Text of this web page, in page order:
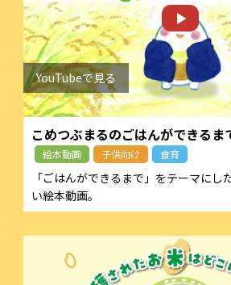
こめつぶまるのごはんができるま
絵本動画 子供向け 食育
「ごはんができるまで」をテーマにし
い絵本動画。